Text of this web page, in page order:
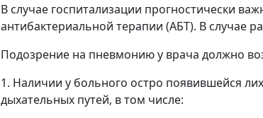
В случае госпитализации прогностически
антибактериальной терапии (АБТ). В случае
Подозрение на пневмонию у врача должно
1. Наличии у больного остро появившейся
дыхательных путей, в том числе: